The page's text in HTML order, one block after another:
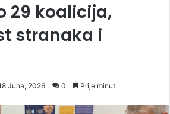
29 koalicija,
stranaka i
Juna, 2026 0 Prije minut